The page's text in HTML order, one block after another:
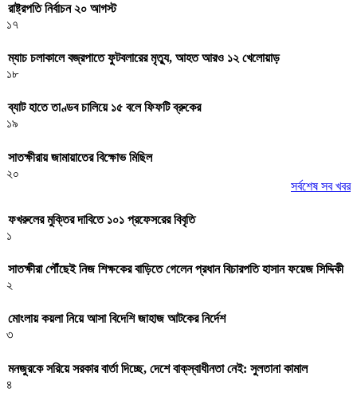
রাষ্ট্রপতি নির্বাচন ২০ আগস্ট
১৭
ম্যাচ চলাকালে বজ্রপাতে ফুটবলারের মৃত্যু, আহত আরও ১২ খেলোয়াড়
১৮
ব্যাট হাতে তাণ্ডব চালিয়ে ১৫ বলে ফিফটি ব্রুকের
১৯
সাতক্ষীরায় জামায়াতের বিক্ষোভ মিছিল
২০
সর্বশেষ সব খবর
ফখরুলের মুক্তির দাবিতে ১০১ প্রফেসরের বিবৃতি
১
সাতক্ষীরা পৌঁছেই নিজ শিক্ষকের বাড়িতে গেলেন প্রধান বিচারপতি হাসান ফয়েজ সিদ্দিকী
২
মোংলায় কয়লা নিয়ে আসা বিদেশি জাহাজ আটকের নির্দেশ
৩
মনজুরকে সরিয়ে সরকার বার্তা দিচ্ছে, দেশে বাক্‌স্বাধীনতা নেই: সুলতানা কামাল
৪